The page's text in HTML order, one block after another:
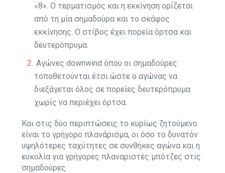
«8». Ο τερματισμός και η εκκίνηση ορίζεται
από τη μία σημαδούρα και το σκάφος
εκκίνησης. Ο στίβος έχει πορεία όρτσα και
δευτερόπρυμα.
Αγώνες downwind όπου οι σημαδούρες
τοποθετούνται έτσι ώστε ο αγώνας να
διεξάγεται όλος σε πορείες δευτερόπρυμα
χωρίς να περιέχει όρτσα.
Και στις δύο περιπτώσεις το κυρίως ζητούμενο
είναι το γρήγορο πλανάρισμα, οι όσο το δυνατόν
υψηλότερες ταχύτητες σε συνθήκες αγώνα και η
ευκολία για γρήγορες πλαναριστές μπότζες στις
σημαδούρες.